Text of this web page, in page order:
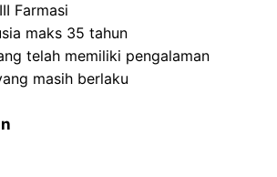
Farmasi
maks 35 tahun
telah memiliki pengalaman
masih berlaku